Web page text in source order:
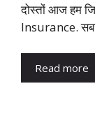
दोस्तों आज हम
Insurance.
Read more